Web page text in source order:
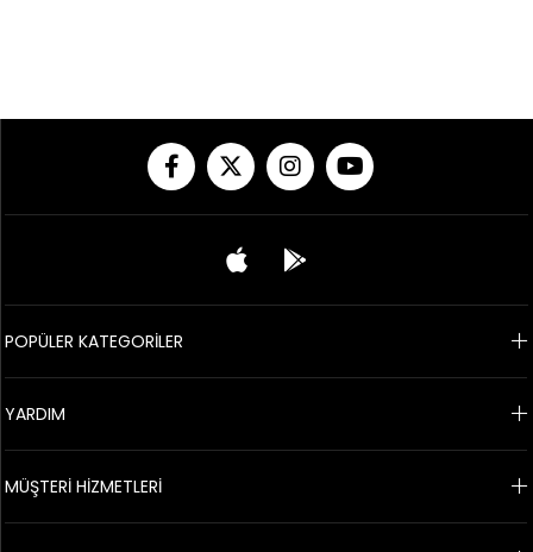
POPÜLER KATEGORİLER
YARDIM
MÜŞTERİ HİZMETLERİ